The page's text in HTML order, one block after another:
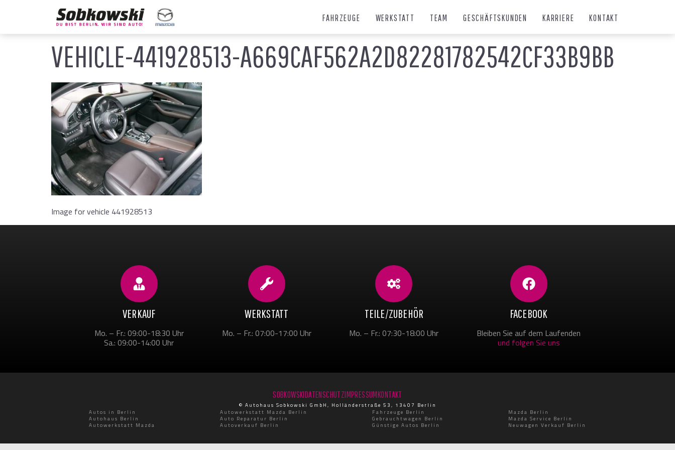
FAHRZEUGE WERKSTATT TEAM GESCHÄFTSKUNDEN KARRIERE KONTAKT
VEHICLE-441928513-A669CAF562A2D82281782542CF33B9BB
Image for vehicle 441928513
VERKAUF
Mo. – Fr.: 09:00-18:30 Uhr
Sa.: 09:00-14:00 Uhr
WERKSTATT
Mo. – Fr.: 07:00-17:00 Uhr
TEILE/ZUBEHÖR
Mo. – Fr.: 07:30-18:00 Uhr
FACEBOOK
Bleiben Sie auf dem Laufenden
und folgen Sie uns
SOBKOWSKIDATENSCHUTZIMPRESSUMKONTAKT
© Autohaus Sobkowski GmbH, Holländerstraße 53, 13407 Berlin
Autos in Berlin
Autohaus Berlin
Autowerkstatt Mazda
Autowerkstatt Mazda Berlin
Auto Reparatur Berlin
Autoverkauf Berlin
Fahrzeuge Berlin
Gebrauchtwagen Berlin
Günstige Autos Berlin
Mazda Berlin
Mazda Service Berlin
Neuwagen Verkauf Berlin